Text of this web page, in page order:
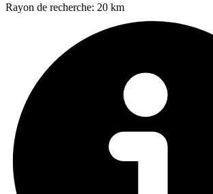
Rayon de recherche: 20 km